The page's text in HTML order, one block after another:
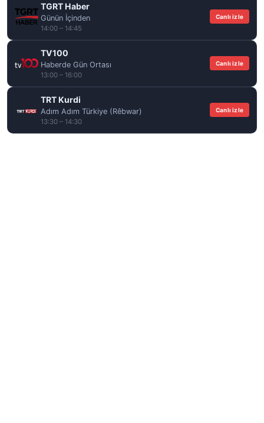
TGRT Haber
Günün İçinden
14:00 – 14:45
Canlı izle
TV100
Haberde Gün Ortası
13:00 – 16:00
Canlı izle
TRT Kurdi
Adım Adım Türkiye (Rêbwar)
13:30 – 14:30
Canlı izle